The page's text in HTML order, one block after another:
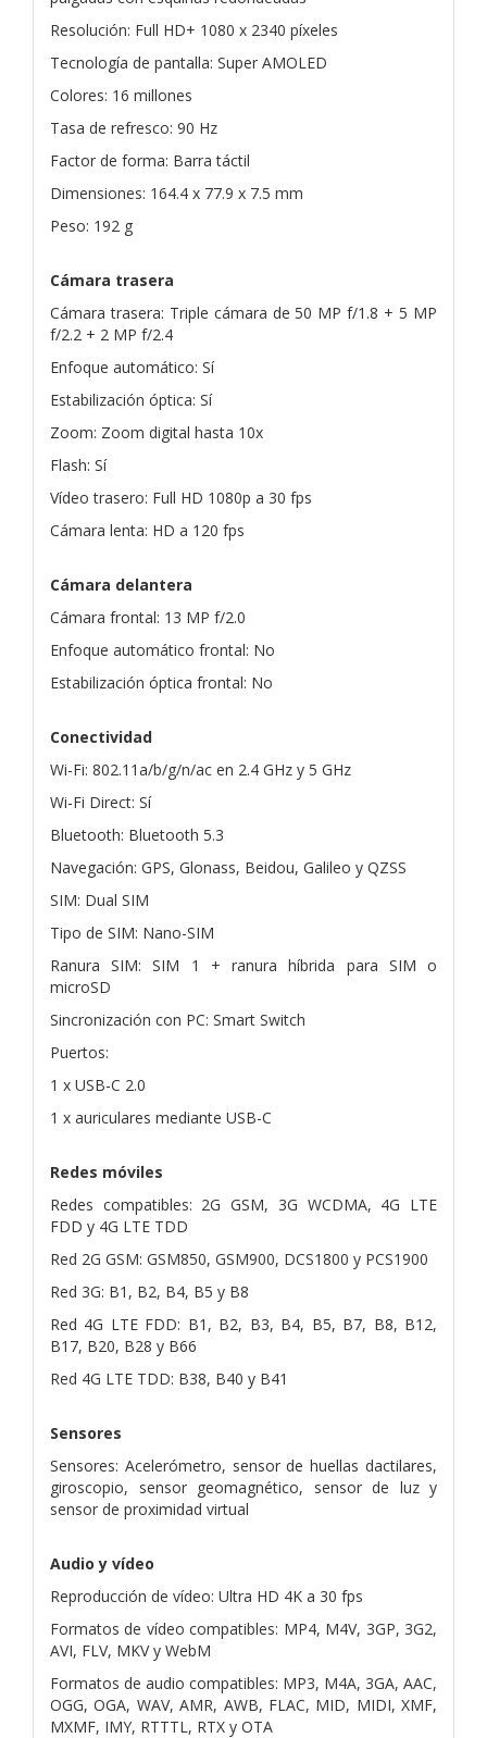
Resolución: Full HD+ 1080 x 2340 píxeles
Tecnología de pantalla: Super AMOLED
Colores: 16 millones
Tasa de refresco: 90 Hz
Factor de forma: Barra táctil
Dimensiones: 164.4 x 77.9 x 7.5 mm
Peso: 192 g
Cámara trasera
Cámara trasera: Triple cámara de 50 MP f/1.8 + 5 MP
f/2.2 + 2 MP f/2.4
Enfoque automático: Sí
Estabilización óptica: Sí
Zoom: Zoom digital hasta 10x
Flash: Sí
Vídeo trasero: Full HD 1080p a 30 fps
Cámara lenta: HD a 120 fps
Cámara delantera
Cámara frontal: 13 MP f/2.0
Enfoque automático frontal: No
Estabilización óptica frontal: No
Conectividad
Wi-Fi: 802.11a/b/g/n/ac en 2.4 GHz y 5 GHz
Wi-Fi Direct: Sí
Bluetooth: Bluetooth 5.3
Navegación: GPS, Glonass, Beidou, Galileo y QZSS
SIM: Dual SIM
Tipo de SIM: Nano-SIM
Ranura SIM: SIM 1 + ranura híbrida para SIM o
microSD
Sincronización con PC: Smart Switch
Puertos:
1 x USB-C 2.0
1 x auriculares mediante USB-C
Redes móviles
Redes compatibles: 2G GSM, 3G WCDMA, 4G LTE
FDD y 4G LTE TDD
Red 2G GSM: GSM850, GSM900, DCS1800 y PCS1900
Red 3G: B1, B2, B4, B5 y B8
Red 4G LTE FDD: B1, B2, B3, B4, B5, B7, B8, B12,
B17, B20, B28 y B66
Red 4G LTE TDD: B38, B40 y B41
Sensores
Sensores: Acelerómetro, sensor de huellas dactilares,
giroscopio, sensor geomagnético, sensor de luz y
sensor de proximidad virtual
Audio y vídeo
Reproducción de vídeo: Ultra HD 4K a 30 fps
Formatos de vídeo compatibles: MP4, M4V, 3GP, 3G2,
AVI, FLV, MKV y WebM
Formatos de audio compatibles: MP3, M4A, 3GA, AAC,
OGG, OGA, WAV, AMR, AWB, FLAC, MID, MIDI, XMF,
MXMF, IMY, RTTTL, RTX y OTA